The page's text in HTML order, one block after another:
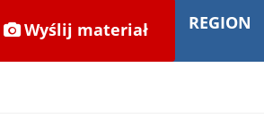
Wyślij materiał REGION